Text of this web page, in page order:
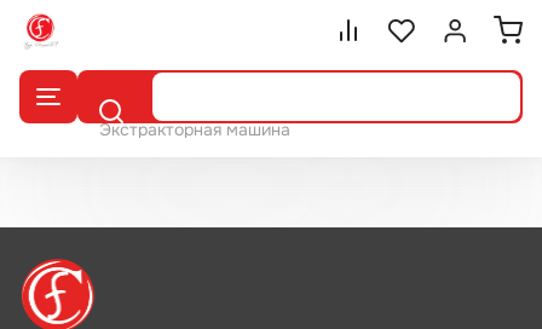
Сравнение.
СписокВойти или
Экстракторная машина
Поиск